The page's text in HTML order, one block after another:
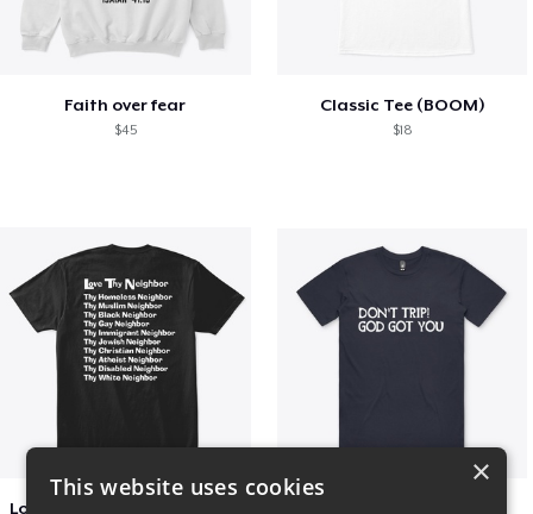
Faith over fear
$45
Classic Tee (BOOM)
$18
×
This website uses cookies